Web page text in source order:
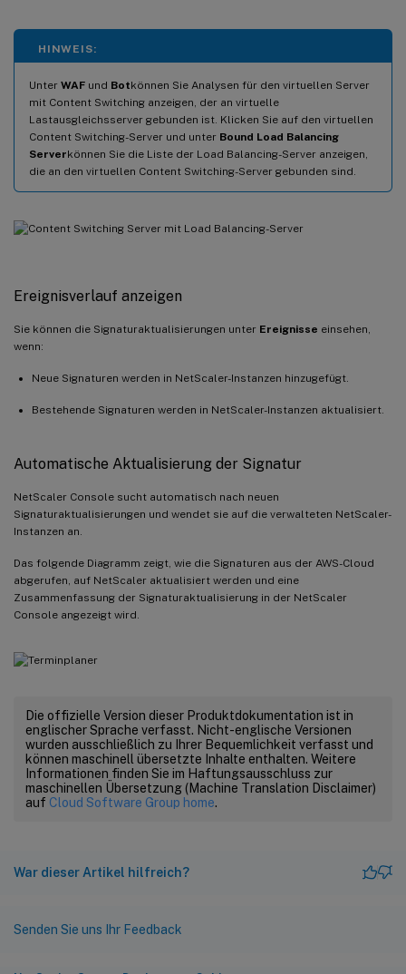
HINWEIS:
Unter WAF und Botkönnen Sie Analysen für den virtuellen Server
mit Content Switching anzeigen, der an virtuelle
Lastausgleichsserver gebunden ist. Klicken Sie auf den virtuellen
Content Switching-Server und unter Bound Load Balancing
Serverkönnen Sie die Liste der Load Balancing-Server anzeigen,
die an den virtuellen Content Switching-Server gebunden sind.
Ereignisverlauf anzeigen
Sie können die Signaturaktualisierungen unter Ereignisse einsehen,
wenn:
Neue Signaturen werden in NetScaler-Instanzen hinzugefügt.
Bestehende Signaturen werden in NetScaler-Instanzen aktualisiert.
Automatische Aktualisierung der Signatur
NetScaler Console sucht automatisch nach neuen
Signaturaktualisierungen und wendet sie auf die verwalteten NetScaler-
Instanzen an.
Das folgende Diagramm zeigt, wie die Signaturen aus der AWS-Cloud
abgerufen, auf NetScaler aktualisiert werden und eine
Zusammenfassung der Signaturaktualisierung in der NetScaler
Console angezeigt wird.
Die offizielle Version dieser Produktdokumentation ist in
englischer Sprache verfasst. Nicht-englische Versionen
wurden ausschließlich zu Ihrer Bequemlichkeit verfasst und
können maschinell übersetzte Inhalte enthalten. Weitere
Informationen finden Sie im Haftungsausschluss zur
maschinellen Übersetzung (Machine Translation Disclaimer)
auf Cloud Software Group home.
War dieser Artikel hilfreich?
Senden Sie uns Ihr Feedback